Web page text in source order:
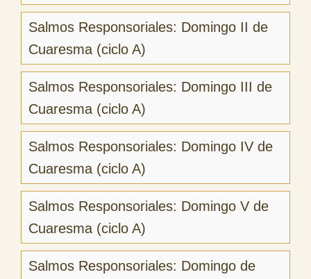
Salmos Responsoriales: Domingo II de
Cuaresma (ciclo A)
Salmos Responsoriales: Domingo III de
Cuaresma (ciclo A)
Salmos Responsoriales: Domingo IV de
Cuaresma (ciclo A)
Salmos Responsoriales: Domingo V de
Cuaresma (ciclo A)
Salmos Responsoriales: Domingo de